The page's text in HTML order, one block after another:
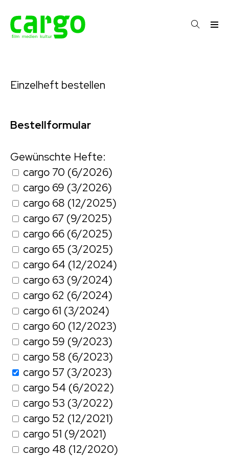
Einzelheft bestellen
Bestellformular
Gewünschte Hefte:
cargo 70 (6/2026)
cargo 69 (3/2026)
cargo 68 (12/2025)
cargo 67 (9/2025)
cargo 66 (6/2025)
cargo 65 (3/2025)
cargo 64 (12/2024)
cargo 63 (9/2024)
cargo 62 (6/2024)
cargo 61 (3/2024)
cargo 60 (12/2023)
cargo 59 (9/2023)
cargo 58 (6/2023)
cargo 57 (3/2023)
cargo 54 (6/2022)
cargo 53 (3/2022)
cargo 52 (12/2021)
cargo 51 (9/2021)
cargo 48 (12/2020)